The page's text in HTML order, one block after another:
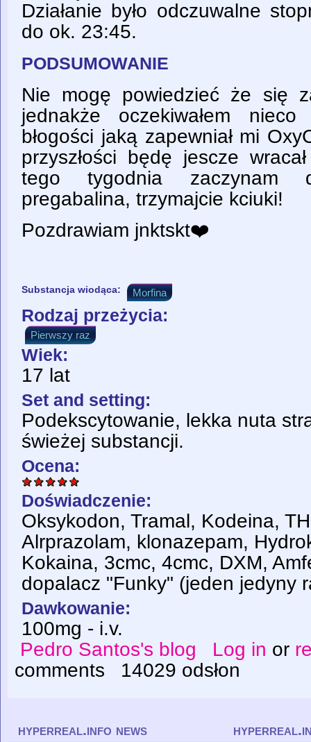
Działanie było odczuwalne
do ok. 23:45.
PODSUMOWANIE
Nie mogę powiedzieć że się
jednakże oczekiwałem
błogości jaką zapewniał mi
przyszłości będę jescze
tego tygodnia zaczynam
pregabalina, trzymajcie kciuki!
Pozdrawiam jnktskt❤️
Substancja wiodąca: Morfina
Rodzaj przeżycia:
Pierwszy raz
Wiek:
17 lat
Set and setting:
Podekscytowanie, lekka nuta
świeżej substancji.
Ocena:
Doświadczenie:
Oksykodon, Tramal, Kodeina,
Alrprazolam, klonazepam,
Kokaina, 3cmc, 4cmc, DXM,
dopalacz "Funky" (jeden jedyny
Dawkowanie:
100mg - i.v.
Pedro Santos's blog
Log in or
comments
14029 odsłon
hyperreal.info news